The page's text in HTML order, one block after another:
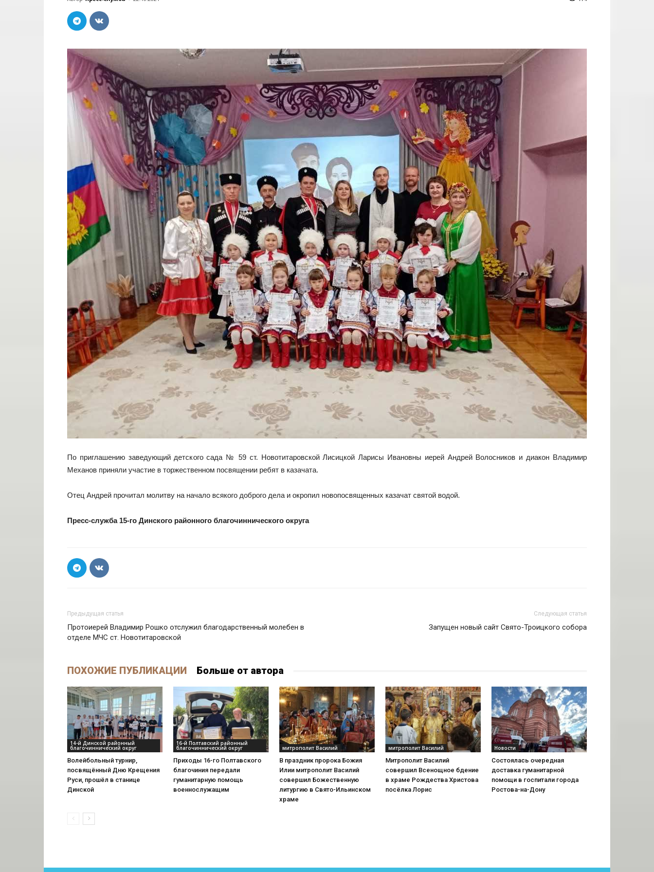
Кубанской
По приглашению заведующий детского сада № 59 ст. Новотитаровской Лисицкой Ларисы Ивановны иерей Андрей Волосников и диакон Владимир
Механов приняли участие в торжественном посвящении ребят в казачата.
Отец Андрей прочитал молитву на начало всякого доброго дела и окропил новопосвященных казачат святой водой.
Пресс-служба 15-го Динского районного благочиннического округа
Предыдущая статья
Протоиерей Владимир Рошко отслужил благодарственный молебен в
отделе МЧС ст. Новотитаровской
Следующая статья
Запущен новый сайт Свято-Троицкого собора
ПОХОЖИЕ ПУБЛИКАЦИИ Больше от автора
14-й Динской районный
благочиннический округ
Волейбольный турнир,
посвящённый Дню Крещения
Руси, прошёл в станице
Динской
16-й Полтавский районный
благочиннический округ
Приходы 16-го Полтавского
благочиния передали
гуманитарную помощь
военнослужащим
митрополит Василий
В праздник пророка Божия
Илии митрополит Василий
совершил Божественную
литургию в Свято-Ильинском
храме
митрополит Василий
Митрополит Василий
совершил Всенощное бдение
в храме Рождества Христова
посёлка Лорис
Новости
Состоялась очередная
доставка гуманитарной
помощи в госпитали города
Ростова-на-Дону